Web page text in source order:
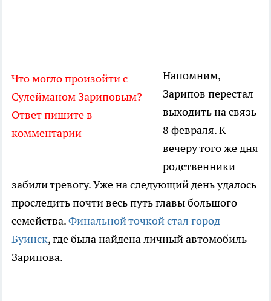
Что могло произойти с
Сулейманом Зариповым?
Ответ пишите в
комментарии
Напомним,
Зарипов перестал
выходить на связь
8 февраля. К
вечеру того же дня
родственники
забили тревогу. Уже на следующий день удалось
проследить почти весь путь главы большого
семейства.Финальной точкой стал город
Буинск, где была найдена личный автомобиль
Зарипова.